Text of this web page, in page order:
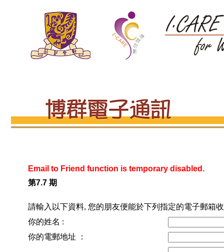
Email to Friend function is temporary disabled.
第7.7 期
請輸入以下資料, 您的朋友便能於下列指定的電子郵箱
你的姓名 :
你的電郵地址 ：